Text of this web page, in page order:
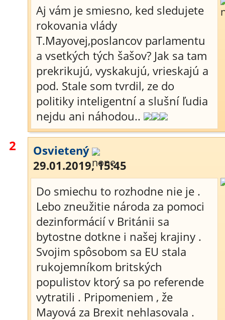
Aj vám je smiesno, ked sledujete
rokovania vlády
T.Mayovej,poslancov parlamentu
a vsetkých tých šašov? Jak sa tam
prekrikujú, vyskakujú, vrieskajú a
pod. Stale som tvrdil, ze do
politiky inteligentní a slušní ľudia
nejdu ani náhodou..
2
Osvietený
29.01.2019, 15:45
Do smiechu to rozhodne nie je .
Lebo zneužitie národa za pomoci
dezinformácií v Británii sa
bytostne dotkne i našej krajiny .
Svojim spôsobom sa EU stala
rukojemníkom britských
populistov ktorý sa po referende
vytratili . Pripomeniem , že
Mayová za Brexit nehlasovala .